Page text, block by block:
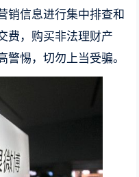
销信息进行集中排查和
费，购买非法理财产
警惕，切勿上当受骗。